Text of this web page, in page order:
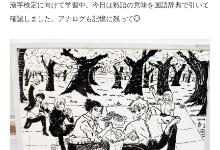
漢字検定に向けて学習中。今日は熟語の意味を国語辞典で引いて
確認しました。アナログも記憶に残って💮